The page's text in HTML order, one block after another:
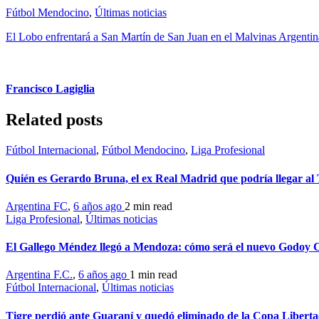
Fútbol Mendocino, Últimas noticias
El Lobo enfrentará a San Martín de San Juan en el Malvinas
Francisco Lagiglia
Related posts
Fútbol Internacional, Fútbol Mendocino, Liga Profesional
Quién es Gerardo Bruna, el ex Real Madrid que podría llegar al
Argentina FC, 6 años ago 2 min read
Liga Profesional, Últimas noticias
El Gallego Méndez llegó a Mendoza: cómo será el nuevo Godoy
Argentina F.C., 6 años ago 1 min read
Fútbol Internacional, Últimas noticias
Tigre perdió ante Guaraní y quedó eliminado de la Copa